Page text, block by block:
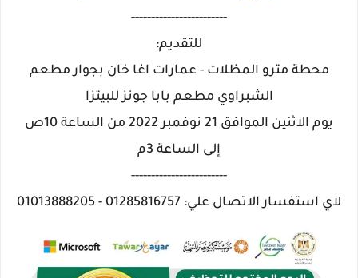
------------------------
للتقديم:
محطة مترو المظلات - عمارات اغا خان بجوار مطعم
الشبراوي مطعم بابا جونز للبيتزا
يوم الاثنين الموافق 21 نوفمبر 2022 من الساعة 10ص
إلى الساعة 3م
------------------------
لاي استفسار الاتصال علي: 01285816757 - 01013888205